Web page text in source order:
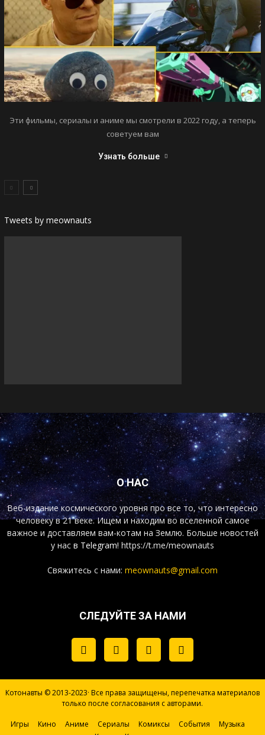
Эти фильмы, сериалы и аниме мы смотрели в 2022 году, а теперь
советуем вам
Узнать больше
Tweets by meownauts
О НАС
Веб-издание космического уровня про все то, что интересно
человеку в 21 веке. Ищем и находим во вселенной самое
важное и доставляем вам-котам на Землю. Больше новостей
у нас в Telegram! https://t.me/meownauts
Свяжитесь с нами: meownauts@gmail.com
СЛЕДУЙТЕ ЗА НАМИ
Котонавты © 2013-2023· Все права защищены, перепечатка материалов
только после согласования с авторами.
Игры Кино Аниме Сериалы Комиксы События
Музыка